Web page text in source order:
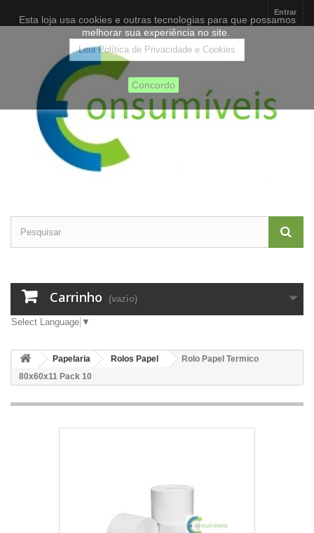
Entrar
Carrinho (vazio)
Select Language ▼
Papelaria Rolos Papel
Rolo Papel Termico
80x60x11 Pack 10
Esta loja usa cookies e outras tecnologias para que possamos
melhorar sua experiência no site.
Leia Política de Privacidade e Cookies
Concordo